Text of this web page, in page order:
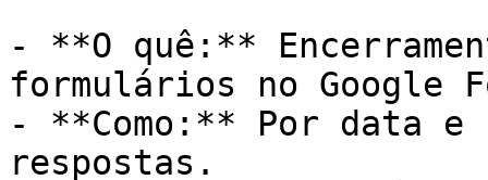
- **O quê:**
formulários no Google
- **Como:** Por data e
respostas.